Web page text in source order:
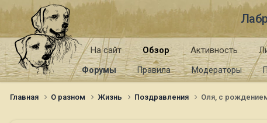
На сайт Обзор
Форумы Правила Модераторы
Активность
Главная О разном Жизнь Поздравления Оля, с